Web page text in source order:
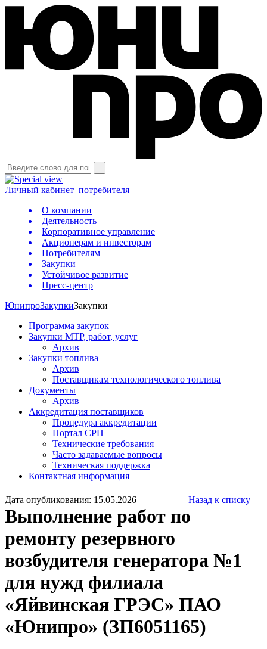
Личный кабинет потребителя
О компании
Деятельность
Корпоративное управление
Акционерам и инвесторам
Потребителям
Закупки
Устойчивое развитие
Пресс-центр
ЮнипроЗакупкиЗакупки
Программа закупок
Закупки МТР, работ, услуг
Архив
Закупки топлива
Архив
Поставщикам технологического топлива
Документы
Архив
Аккредитация поставщиков
Процедура аккредитации
Портал СРП
Технические требования
Часто задаваемые вопросы
Техническая поддержка
Контактная информация
Дата опубликования: 15.05.2026 Назад к списку
Выполнение работ по
ремонту резервного
возбудителя генератора №1
для нужд филиала
«Яйвинская ГРЭС» ПАО
«Юнипро» (ЗП6051165)